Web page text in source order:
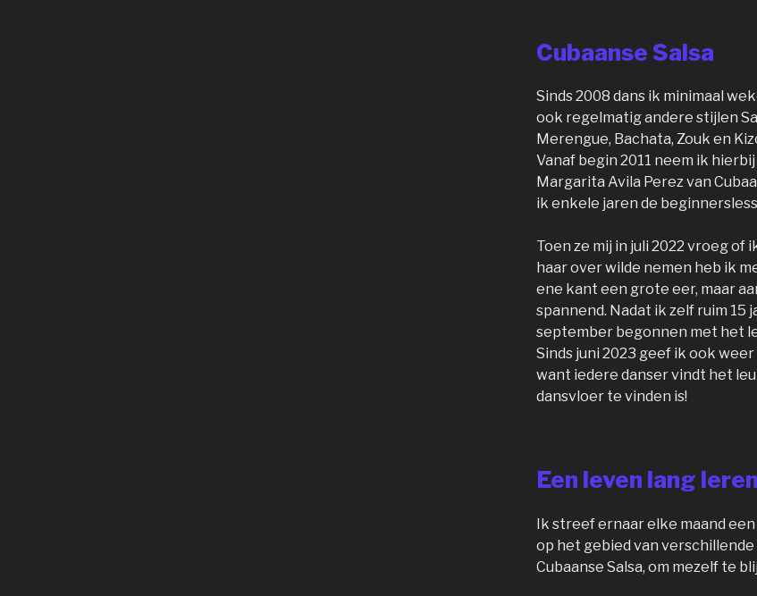
Cubaanse Salsa
Sinds 2008 dans ik minimaal
ook regelmatig andere stijlen
Merengue, Bachata, Zouk en
Vanaf begin 2011 neem ik
Margarita Avila Perez van
ik enkele jaren de
Toen ze mij in juli 2022 vroeg of
haar over wilde nemen heb ik
ene kant een grote eer, maar
spannend. Nadat ik zelf ruim 15
september begonnen met het
Sinds juni 2023 geef ik ook
want iedere danser vindt het
dansvloer te vinden is!
Een leven lang leren
Ik streef ernaar elke maand
op het gebied van
Cubaanse Salsa, om mezelf te